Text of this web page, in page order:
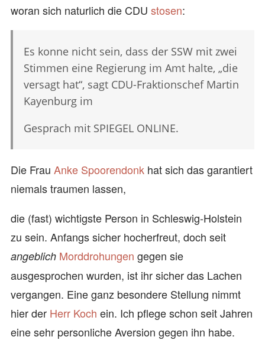
woran sich naturlich die CDU stosen:
Es konne nicht sein, dass der SSW mit zwei
Stimmen eine Regierung im Amt halte, „die
versagt hat“, sagt CDU-Fraktionschef Martin
Kayenburg im
Gesprach mit SPIEGEL ONLINE.
Die Frau Anke Spoorendonk hat sich das garantiert
niemals traumen lassen,
die (fast) wichtigste Person in Schleswig-Holstein
zu sein. Anfangs sicher hocherfreut, doch seit
angeblich Morddrohungen gegen sie
ausgesprochen wurden, ist ihr sicher das Lachen
vergangen. Eine ganz besondere Stellung nimmt
hier der Herr Koch ein. Ich pflege schon seit Jahren
eine sehr personliche Aversion gegen ihn habe.